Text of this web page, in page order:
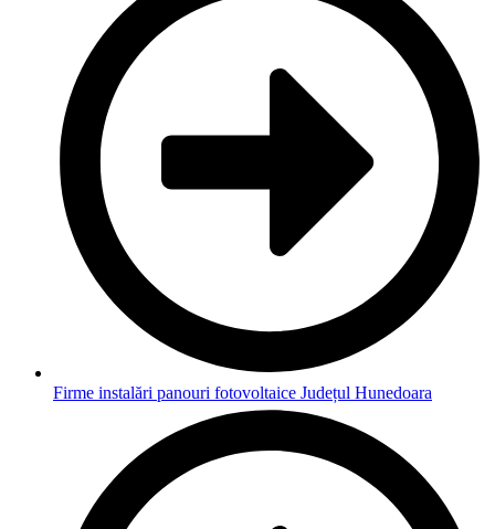
Firme instalări panouri fotovoltaice Județul Hunedoara